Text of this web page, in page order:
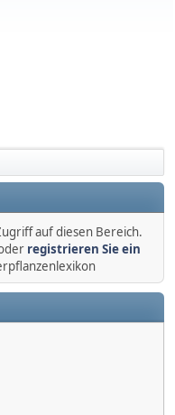
auf diesen Bereich.
registrieren Sie ein